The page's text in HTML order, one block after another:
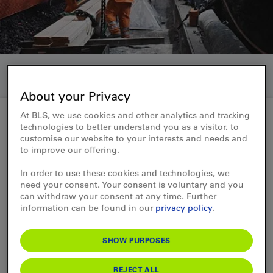
Ausbildung Personal
Arbeitsstellenkoordinator:in
komplex
Willkommen auf der Startseite für den Grundkurs
Arbeitsstellenkoordinator:in komplex. Hier finden Sie
alle wissenswerten Informationen rund um unser
About your Privacy
At BLS, we use cookies and other analytics and tracking
technologies to better understand you as a visitor, to
customise our website to your interests and needs and
to improve our offering.
In order to use these cookies and technologies, we
need your consent. Your consent is voluntary and you
can withdraw your consent at any time. Further
information can be found in our privacy policy.
SHOW PURPOSES
REJECT ALL